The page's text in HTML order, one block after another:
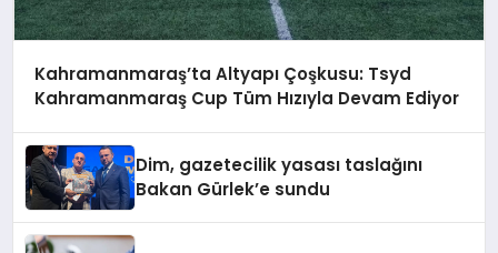
Kahramanmaraş’ta Altyapı Çoşkusu: Tsyd
Kahramanmaraş Cup Tüm Hızıyla Devam Ediyor
Dim, gazetecilik yasası taslağını
Bakan Gürlek’e sundu